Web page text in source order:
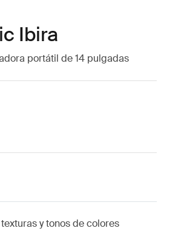
Ibira
portátil de 14 pulgadas
Sleeve Negro
Sleeve Azul vestido (selected)
y tonos de colores